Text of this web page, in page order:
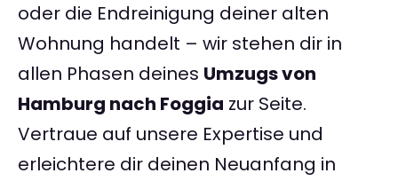
oder die Endreinigung deiner alten
Wohnung handelt – wir stehen dir in
allen Phasen deines Umzugs von
Hamburg nach Foggia zur Seite.
Vertraue auf unsere Expertise und
erleichtere dir deinen Neuanfang in